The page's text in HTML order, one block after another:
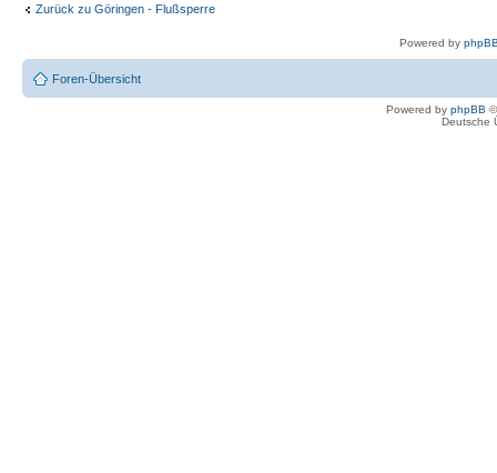
Zurück zu Göringen - Flußsperre
Powered by
Foren-Übersicht
Powered by phpBB
Deutsche